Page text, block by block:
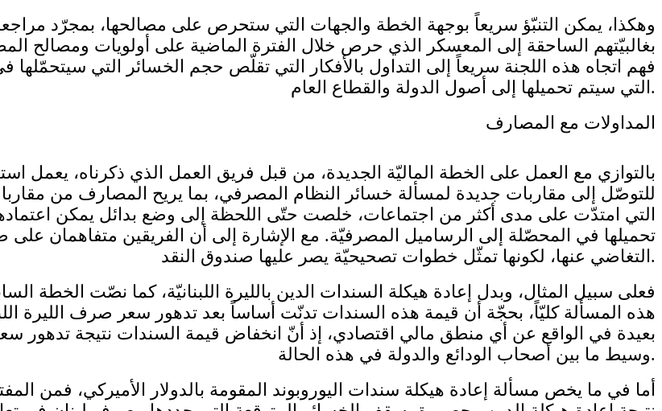
وهكذا، يمكن التنبّؤ سريعاً بوجهة الخطة والجهات التي ستحرص على مصالحها، بمجرّد
بغالبيّتهم الساحقة إلى المعسكر الذي حرص خلال الفترة الماضية على أولويات ومصالح
فهم اتجاه هذه اللجنة سريعاً إلى التداول بالأفكار التي تقلّص حجم الخسائر التي
التي سيتم تحميلها إلى أصول الدولة والقطاع العام.
المداولات مع المصارف
بالتوازي مع العمل على الخطة الماليّة الجديدة، من قبل فريق العمل الذي ذكرناه،
للتوصّل إلى مقاربات جديدة لمسألة خسائر النظام المصرفي، بما يريح المصارف من
التي امتدّت على مدى أكثر من اجتماعات، خلصت حتّى اللحظة إلى وضع بدائل يمكن
تحميلها في المحصّلة إلى الرساميل المصرفيّة. مع الإشارة إلى أن الفريقين متفاهمان على
التغاضي عنها، لكونها تمثّل خطوات تصحيحيّة يصر عليها صندوق النقد.
فعلى سبيل المثال، وبدل إعادة هيكلة السندات الدين بالليرة اللبنانيّة، كما نصّت الخطة
هذه المسألة كليّاً، بحجّة أن قيمة هذه السندات تدنّت أساساً بعد تدهور سعر صرف الليرة
بعيدة في الواقع عن أي منطق مالي اقتصادي، إذ أنّ انخفاض قيمة السندات نتيجة تدهور
وسيط ما بين أصحاب الودائع والدولة في هذه الحالة.
أما في ما يخص مسألة إعادة هيكلة سندات اليوروبوند المقومة بالدولار الأميركي، فمن